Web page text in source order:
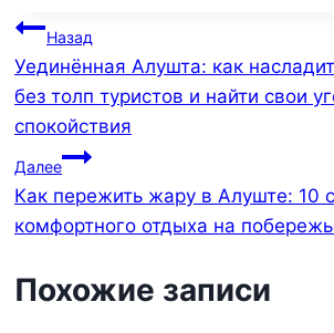
Навигация
по
записям
Назад
Уединённая Алушта: как
без толп туристов и найти свои
спокойствия
Далее
Как пережить жару в Алуште: 10
комфортного отдыха на
Похожие записи